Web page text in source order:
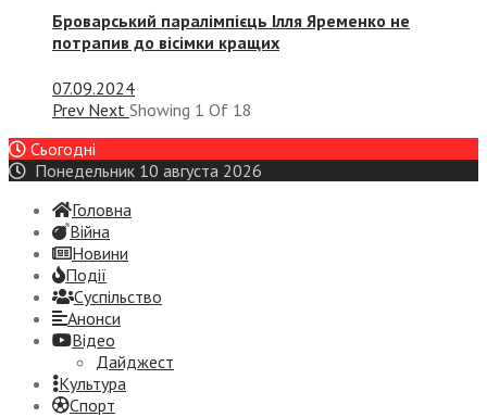
Броварський паралімпієць Ілля Яременко не
потрапив до вісімки кращих
07.09.2024
Prev Next Showing 1 Of 18
Сьогодні
Понедельник 10 августа 2026
Головна
Війна
Новини
Події
Суспiльство
Анонси
Відео
Дайджест
Культура
Спорт